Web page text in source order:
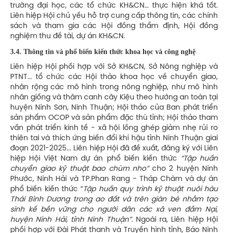
trường đại học, các tổ chức KH&CN… thực hiện khá tốt.
Liên hiệp Hội chủ yếu hỗ trợ cung cấp thông tin, các chính
sách và tham gia các Hội đồng thẩm định, Hội đồng
nghiệm thu đề tài, dự án KH&CN.
3.4. Thông tin và phổ biến kiến thức khoa học và công nghệ
Liên hiệp Hội phối hợp với Sở KH&CN, Sở Nông nghiệp và
PTNT... tổ chức các Hội thảo khoa học về chuyển giao,
nhân rộng các mô hình trong nông nghiệp, như mô hình
nhân giống và thâm canh cây Kiệu theo hướng an toàn tại
huyện Ninh Sơn, Ninh Thuận; Hội thảo của Ban phát triển
sản phẩm OCOP và sản phẩm đặc thù tỉnh; Hội thảo tham
vấn phát triển kinh tế - xã hội lồng ghép giảm nhẹ rủi ro
thiên tai và thích ứng biến đổi khí hậu tỉnh Ninh Thuận giai
đoạn 2021-2025... Liên hiệp Hội đã đề xuất, đăng ký với Liên
hiệp Hội Việt Nam dự án phổ biến kiến thức
“Tập huấn
chuyển giao kỹ thuật bao chùm nho”cho 2 huyện Ninh
Phước, Ninh Hải và TP.Phan Rang - Tháp Chàm và dự án
phổ biến kiến thức “ Tập huấn quy trình kỹ thuật nuôi hàu
Thái Bình Dương trong ao đất và trên giàn bè nhằm tạo
sinh kế bền vững cho người dân các xã ven đầm Nại,
huyện Ninh Hải, tỉnh Ninh Thuận”.Ngoài ra, Liên hiệp Hội
phối hợp với Đài Phát thanh và Truyền hình tỉnh, Báo Ninh